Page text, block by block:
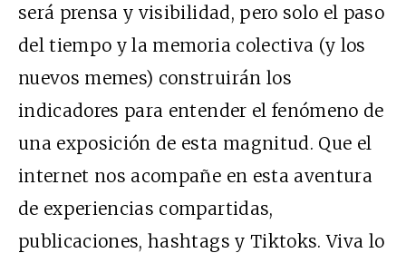
será prensa y visibilidad, pero solo el paso
del tiempo y la memoria colectiva (y los
nuevos memes) construirán los
indicadores para entender el fenómeno de
una exposición de esta magnitud. Que el
internet nos acompañe en esta aventura
de experiencias compartidas,
publicaciones, hashtags y Tiktoks. Viva lo